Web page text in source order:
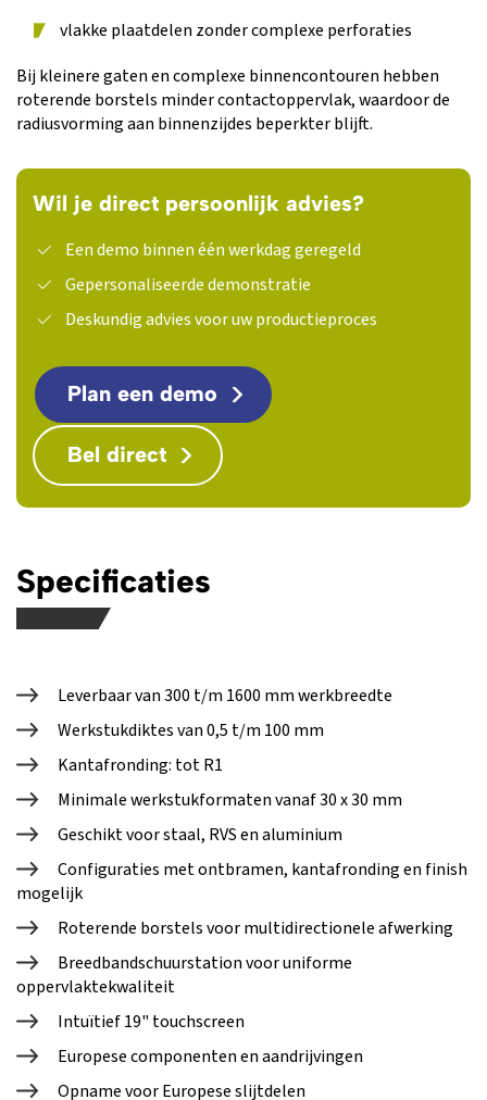
vlakke plaatdelen zonder complexe perforaties
Bij kleinere gaten en complexe binnencontouren hebben
roterende borstels minder contactoppervlak, waardoor de
radiusvorming aan binnenzijdes beperkter blijft.
Wil je direct persoonlijk advies?
Een demo binnen één werkdag geregeld
Gepersonaliseerde demonstratie
Deskundig advies voor uw productieproces
Plan een demo
Bel direct
Specificaties
Leverbaar van 300 t/m 1600 mm werkbreedte
Werkstukdiktes van 0,5 t/m 100 mm
Kantafronding: tot R1
Minimale werkstukformaten vanaf 30 x 30 mm
Geschikt voor staal, RVS en aluminium
Configuraties met ontbramen, kantafronding en finish
mogelijk
Roterende borstels voor multidirectionele afwerking
Breedbandschuurstation voor uniforme
oppervlaktekwaliteit
Intuïtief 19" touchscreen
Europese componenten en aandrijvingen
Opname voor Europese slijtdelen